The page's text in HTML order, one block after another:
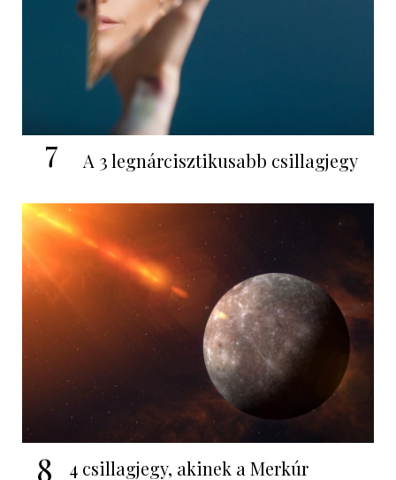
7 A 3 legnárcisztikusabb csillagjegy
8
4 csillagjegy, akinek a Merkúr